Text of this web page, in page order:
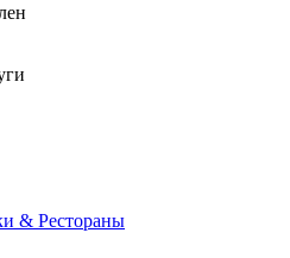
& Рестораны